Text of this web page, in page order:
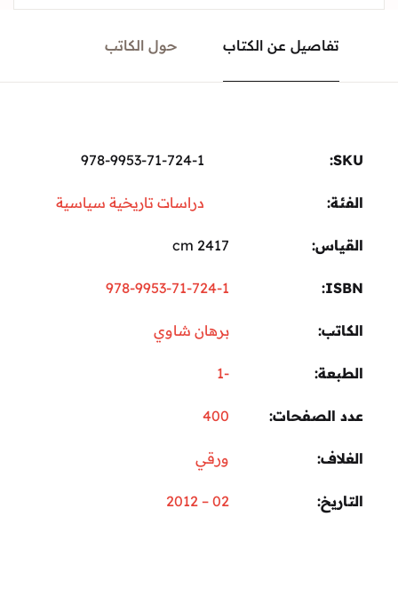
تفاصيل عن الكتاب حول الكاتب
SKU:
978-9953-71-724-1
الفئة: دراسات تاريخية سياسية
القياس 2417 cm
ISBN
978-9953-71-724-1
الكاتب برهان شاوي
الطبعة -1
عدد الصفحات 400
الغلاف ورقي
التاريخ 02 – 2012